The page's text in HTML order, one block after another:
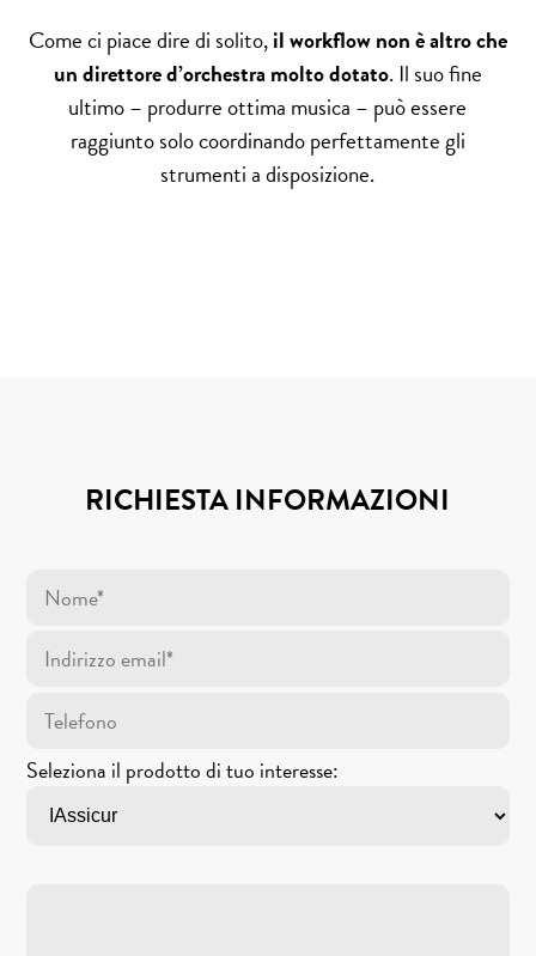
Come ci piace dire di solito,il workflow non è altro che
un direttore d’orchestra molto dotato. Il suo fine
ultimo – produrre ottima musica – può essere
raggiunto solo coordinando perfettamente gli
strumenti a disposizione.
RICHIESTA INFORMAZIONI
Seleziona il prodotto di tuo interesse: